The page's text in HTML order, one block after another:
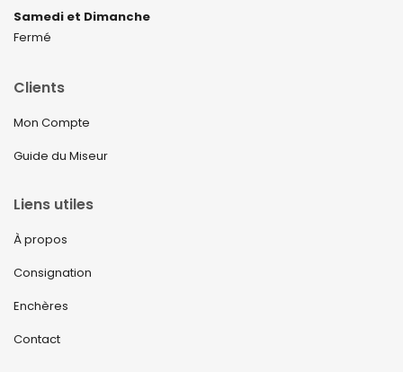
Samedi et Dimanche
Fermé
Clients
Mon Compte
Guide du Miseur
Liens utiles
À propos
Consignation
Enchères
Contact